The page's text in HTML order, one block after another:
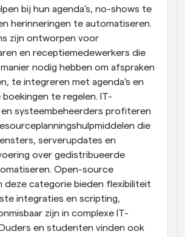
bij hun agenda's, no-shows te
herinneringen te automatiseren.
zijn ontworpen voor
en receptiemedewerkers die
nodig hebben om afspraken
te integreren met agenda's en
te regelen. IT-
systeembeheerders profiteren
die
serverupdates en
over gedistribueerde
Open-source
deze categorie bieden flexibiliteit
integraties en scripting,
zijn in complexe IT-
en studenten vinden ook